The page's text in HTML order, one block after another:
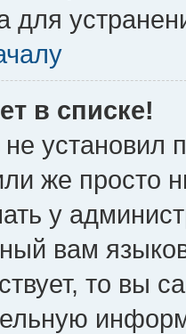
для
в списке!
установил
же просто
у
вам
то вы